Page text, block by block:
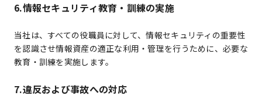
6.情報セキュリティ教育・訓練の実施
当社は、すべての役職員に対して、情報セキュリティの重要性
を認識させ情報資産の適正な利用・管理を行うために、必要な
教育・訓練を実施します。
7.違反および事故への対応